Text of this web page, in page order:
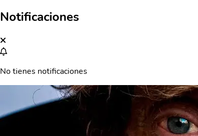
Notificaciones
No tienes notificaciones